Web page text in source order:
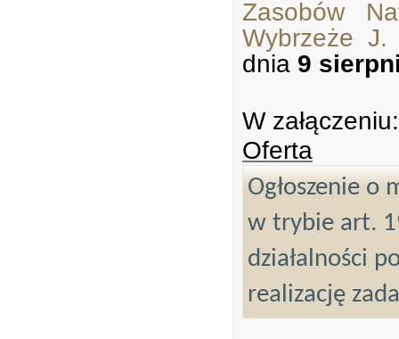
Zasobów
Wybrzeże J.
dnia 9
W załączeniu:
Oferta
Ogłoszenie o
w trybie art.
działalności
realizację